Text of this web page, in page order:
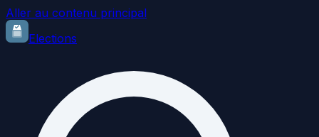
Aller au contenu principal
Elections